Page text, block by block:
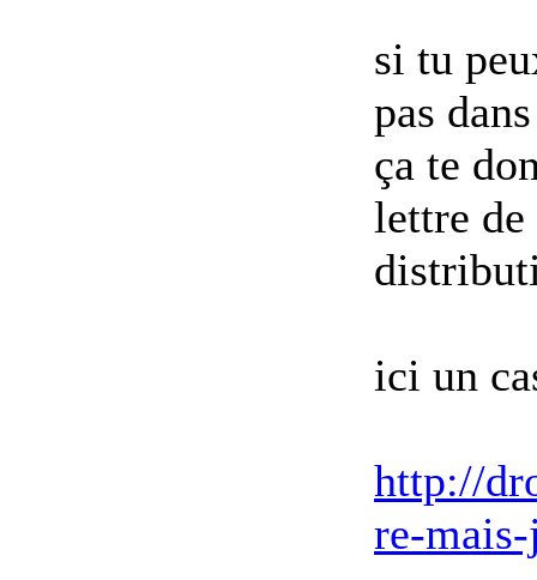
si tu
pas
ça te
lettre de
ici un
http://
re-